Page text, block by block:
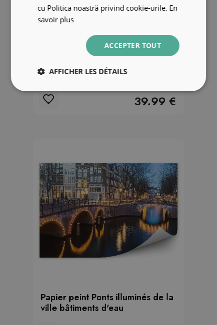
Papier peint Fontaine du château
eau cygne
39.99 €
Papier peint Ponts illuminés de la
ville bâtiments d'eau
cu Politica noastră privind cookie-urile. En
savoir plus
ACCEPTER TOUT
AFFICHER LES DÉTAILS